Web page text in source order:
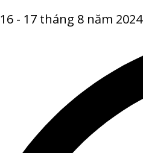
16 - 17 tháng 8 năm 2024